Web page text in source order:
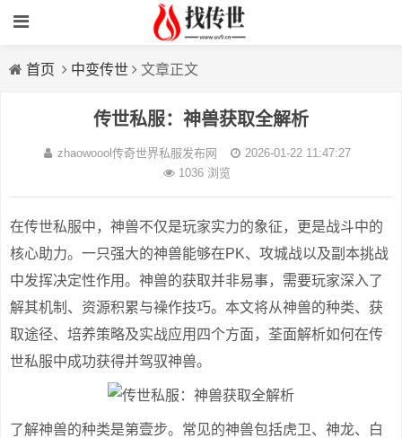
首页 中变传世 文章正文
传世私服：神兽获取全解析
zhaowoool传奇世界私服发布网
2026-01-22 11:47:27
1036 浏览
在传世私服中，神兽不仅是玩家实力的象征，更是战斗中的
核心助力。一只强大的神兽能够在PK、攻城战以及副本挑战
中发挥决定性作用。神兽的获取并非易事，需要玩家深入了
解其机制、资源积累与襙作技巧。本文将从神兽的种类、获
取途径、培养策略及实战应用四个方面，荃面解析如何在传
世私服中成功获得并驾驭神兽。
了解神兽的种类是第壹步。常见的神兽包括虎卫、神龙、白